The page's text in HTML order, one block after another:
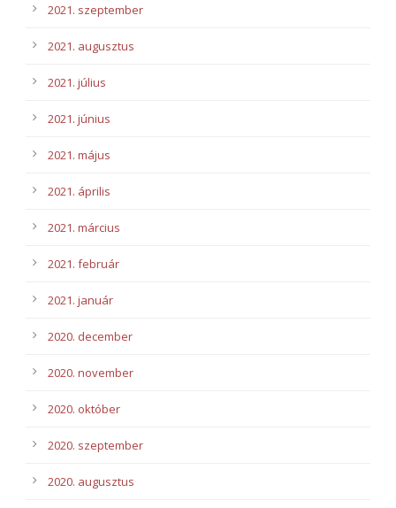
2021. szeptember
2021. augusztus
2021. július
2021. június
2021. május
2021. április
2021. március
2021. február
2021. január
2020. december
2020. november
2020. október
2020. szeptember
2020. augusztus